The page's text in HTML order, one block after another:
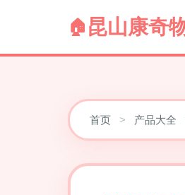
昆山康奇
首页 > 产品大全